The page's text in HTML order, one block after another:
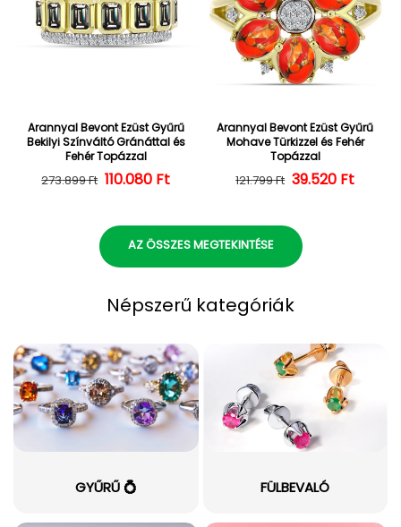
Arannyal Bevont Ezüst Gyűrű
Bekilyi Színváltó Gránáttal és
Fehér Topázzal
Normál ár
273.899 Ft Kedvezményes ár
110.080 Ft
Arannyal Bevont Ezüst Gyűrű
Mohave Türkizzel és Fehér
Topázzal
Normál ár
121.799 Ft 39.520 Ft
AZ ÖSSZES MEGTEKINTÉSE
Népszerű kategóriák
GYŰRŰ 💍 FÜLBEVALÓ